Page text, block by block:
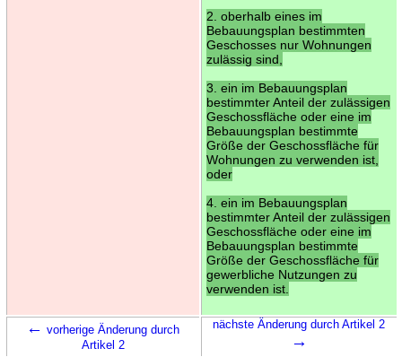
2. oberhalb eines im
Bebauungsplan bestimmten
Geschosses nur Wohnungen
zulässig sind,
3. ein im Bebauungsplan
bestimmter Anteil der zulässigen
Geschossfläche oder eine im
Bebauungsplan bestimmte
Größe der Geschossfläche für
Wohnungen zu verwenden ist,
oder
4. ein im Bebauungsplan
bestimmter Anteil der zulässigen
Geschossfläche oder eine im
Bebauungsplan bestimmte
Größe der Geschossfläche für
gewerbliche Nutzungen zu
verwenden ist.
← vorherige Änderung durch
Artikel 2
nächste Änderung durch Artikel 2
→